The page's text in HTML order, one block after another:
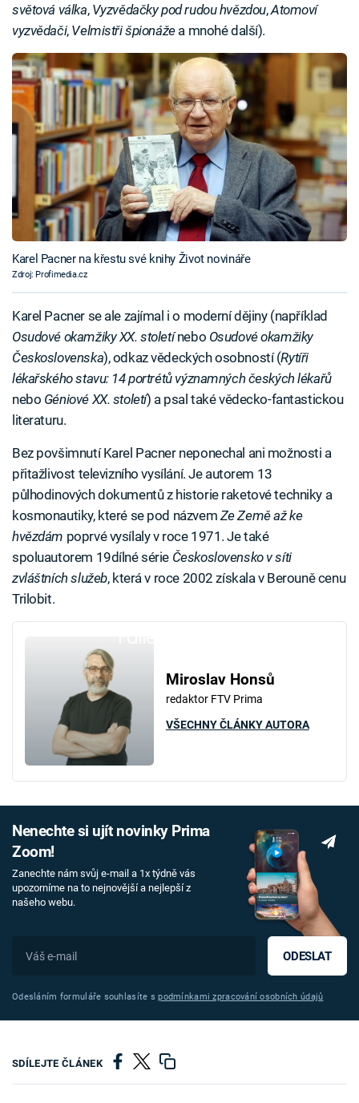
světová válka, Vyzvědačky pod rudou hvězdou,Atomoví
vyzvědači, Velmistři špionážea mnohé další).
Karel Pacner na křestu své knihy Život novináře
Zdroj: Profimedia.cz
Karel Pacner se ale zajímal i o moderní dějiny (například
Osudové okamžiky XX. stoletínebo Osudové okamžiky
Československa), odkaz vědeckých osobností (Rytíři
lékařského stavu: 14 portrétů významných českých lékařů
nebo Géniové XX. století) a psal také vědecko-fantastickou
literaturu.
Bez povšimnutí Karel Pacner neponechal ani možnosti a
přitažlivost televizního vysílání. Je autorem 13
půlhodinových dokumentů z historie raketové techniky a
kosmonautiky, které se pod názvem Ze Země až ke
hvězdám poprvé vysílaly v roce 1971. Je také
spoluautorem 19dílné série Československo v síti
zvláštních služeb, která v roce 2002 získala v Berouně cenu
Trilobit.
Miroslav Honsů
redaktor FTV Prima
VŠECHNY ČLÁNKY AUTORA
Nenechte si ujít novinky Prima
Zoom!
Zanechte nám svůj e-mail a 1x týdně vás
upozorníme na to nejnovější a nejlepší z
našeho webu.
ODESLAT
Odesláním formuláře souhlasíte spodmínkami zpracování osobních údajů
SDÍLEJTE ČLÁNEK